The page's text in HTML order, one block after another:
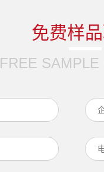
免费样
FREE SAMPLE